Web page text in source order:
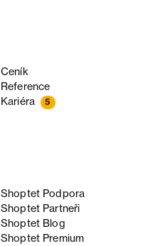
Ceník
Reference
Kariéra 5
Shoptet Podpora
Shoptet Partneři
Shoptet Blog
Shoptet Premium